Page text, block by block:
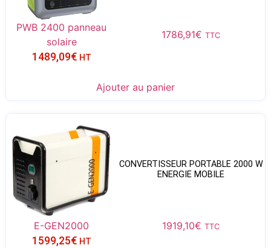
PWB 2400 panneau
solaire
1786,91€ TTC
1489,09€ HT
Ajouter au panier
CONVERTISSEUR PORTABLE 2000 W
ENERGIE MOBILE
E-GEN2000 1919,10€ TTC
1599,25€ HT